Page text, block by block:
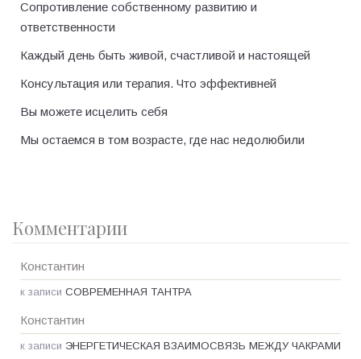
Сопротивление собственному развитию и
ответственности
Каждый день быть живой, счастливой и настоящей
Консультация или терапия. Что эффективней
Вы можете исцелить себя
Мы остаемся в том возрасте, где нас недолюбили
Комментарии
Константин
к записи СОВРЕМЕННАЯ ТАНТРА
Константин
к записи ЭНЕРГЕТИЧЕСКАЯ ВЗАИМОСВЯЗЬ МЕЖДУ ЧАКРАМИ